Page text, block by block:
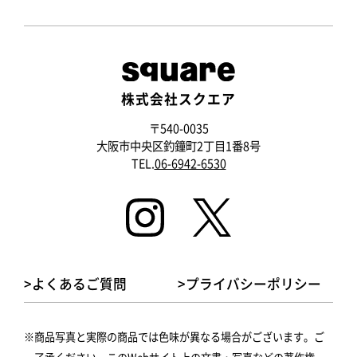
株式会社スクエア
〒540-0035
大阪市中央区釣鐘町2丁目1番8号
TEL.06-6942-6530
>よくあるご質問 >プライバシーポリシー
商品写真と実際の商品では色味が異なる場合がございます。ご